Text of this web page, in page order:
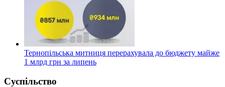
Тернопільська митниця перерахувала до бюджету майже
1 млрд грн за липень
Суспільство